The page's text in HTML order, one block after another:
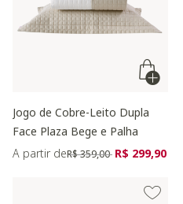
Jogo de Cobre-Leito Dupla
Face Plaza Bege e Palha
A partir dePreço reduzido de
R$ 359,00 para
R$ 299,90